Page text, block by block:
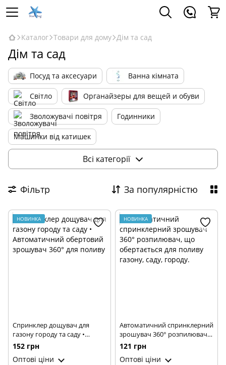
Каталог Товари для дому Дім та сад
Дім та сад
Посуд та аксесуари Ванна кімната
Світло Органайзеры для вещей и обуви
Зволожувачі повітря Годинники
Машинки від катишек
Інструменти та набори інструменів
Відеоспостереження та охоронні системи
Відлякувачі тварин та комах
Аксесуари для дому Меблі
Всі категорії
Фільтр За популярністю
НОВИНКА
Спринклер дощувач для
газону городу та саду •
Автоматичний обертовий
зрошувач 360° для поливу
152 грн
Оптові ціни
НОВИНКА
Автоматичний спринклерний
зрошувач 360° розпилювач,
що обертається для поливу
газону, саду, городу.
121 грн
Оптові ціни